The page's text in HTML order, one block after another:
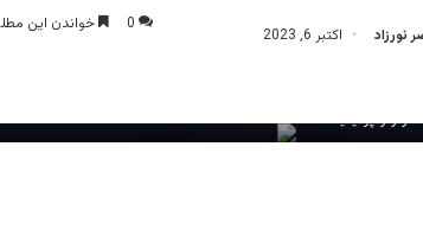
نورزاد اکتبر 6, 2023
0 خواندن این مطلب 5 دقیقه زمان
و ژئو پولیتیک